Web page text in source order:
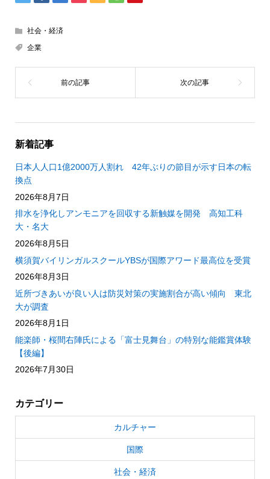
社会・経済
企業
新着記事
日本人人口1億2000万人割れ 42年ぶりの節目が示す日本の転
換点
2026年8月7日
排水を浄化しアンモニアを回収する新触媒を開発 高知工科
大・名大
2026年8月5日
横須賀バイリンガルスクールYBSが国際アワード最高位を受賞
2026年8月3日
近所づきあいが良い人は防災対策の実施割合が高い傾向 東北
大が調査
2026年8月1日
能楽師・桜間右陣氏による「富士見舞台」の特別な能鑑賞体験
【後編】
2026年7月30日
カテゴリー
カルチャー
国際
社会・経済